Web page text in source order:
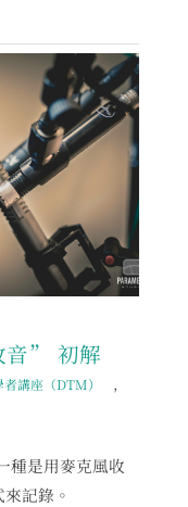
音” 初解
者講座（DTM） ,
種是用麥克風收
記錄。